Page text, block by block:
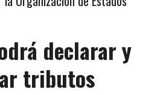
declarar y
tributos